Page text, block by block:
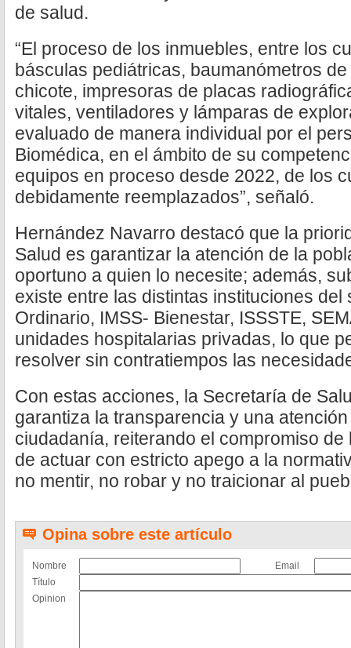
de salud.
“El proceso de los inmuebles, entre los
básculas pediátricas, baumanómetros
chicote, impresoras de placas
vitales, ventiladores y lámparas de
evaluado de manera individual por el
Biomédica, en el ámbito de su
equipos en proceso desde 2022, de los
debidamente reemplazados”, señaló.
Hernández Navarro destacó que la
Salud es garantizar la atención de la
oportuno a quien lo necesite; además,
existe entre las distintas instituciones del
Ordinario, IMSS- Bienestar, ISSSTE,
unidades hospitalarias privadas, lo que
resolver sin contratiempos las
Con estas acciones, la Secretaría de
garantiza la transparencia y una
ciudadanía, reiterando el compromiso
de actuar con estricto apego a la
no mentir, no robar y no traicionar al
Opina sobre este artículo
Nombre
Email
Título
Opinion